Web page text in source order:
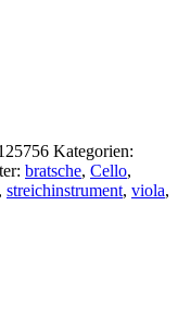
Kategorien:
bratsche, Cello,
, streichinstrument, viola,